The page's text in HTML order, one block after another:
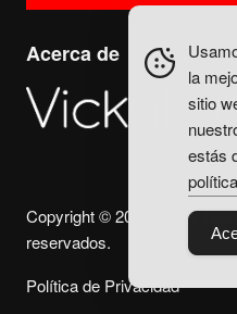
Acerca de
Copyright © 2025. Vicky
reservados.
Política de Privacidad
la
sitio
estás